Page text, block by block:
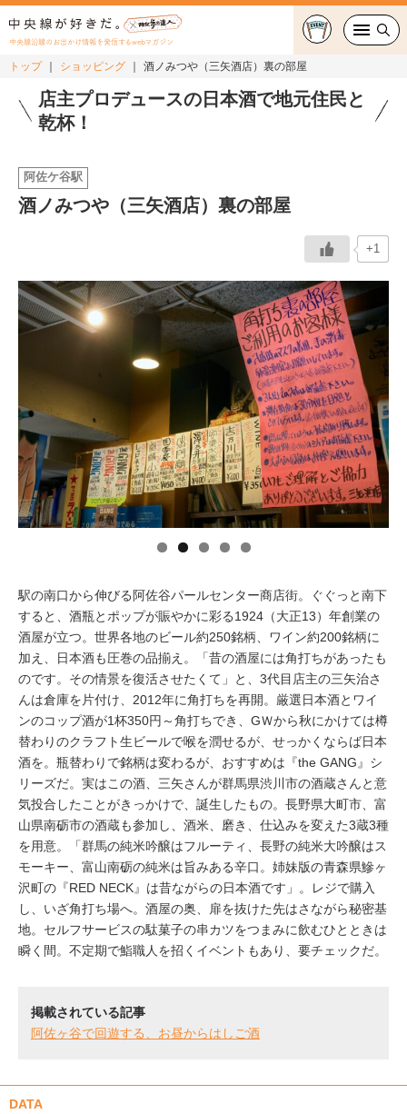
中央線沿線のお出かけ情報を発信するwebマガジン
グルメ・カフェ
おでかけ
特集
中央線フェス
イベント情報
おしらせ
トップ ショッピング 酒ノみつや（三矢酒店）裏の部屋
店主プロデュースの日本酒で地元住民と
乾杯！
阿佐ケ谷駅
酒ノみつや（三矢酒店）裏の部屋
+1
駅の南口から伸びる阿佐谷パールセンター商店街。ぐぐっと南下
すると、酒瓶とポップが賑やかに彩る1924（大正13）年創業の
酒屋が立つ。世界各地のビール約250銘柄、ワイン約200銘柄に
加え、日本酒も圧巻の品揃え。「昔の酒屋には角打ちがあったも
のです。その情景を復活させたくて」と、3代目店主の三矢治さ
んは倉庫を片付け、2012年に角打ちを再開。厳選日本酒とワイ
ンのコップ酒が1杯350円～角打ちでき、GＷから秋にかけては樽
替わりのクラフト生ビールで喉を潤せるが、せっかくならば日本
酒を。瓶替わりで銘柄は変わるが、おすすめは『the GANG』シ
リーズだ。実はこの酒、三矢さんが群馬県渋川市の酒蔵さんと意
気投合したことがきっかけで、誕生したもの。長野県大町市、富
山県南砺市の酒蔵も参加し、酒米、磨き、仕込みを変えた3蔵3種
を用意。「群馬の純米吟醸はフルーティ、長野の純米大吟醸はス
モーキー、富山南砺の純米は旨みある辛口。姉妹版の青森県鰺ヶ
沢町の『RED NECK』は昔ながらの日本酒です」。レジで購入
し、いざ角打ち場へ。酒屋の奥、扉を抜けた先はさながら秘密基
地。セルフサービスの駄菓子の串カツをつまみに飲むひとときは
瞬く間。不定期で鮨職人を招くイベントもあり、要チェックだ。
掲載されている記事
阿佐ヶ谷で回遊する、お昼からはしご酒
DATA